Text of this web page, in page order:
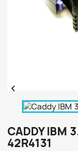

CADDY IBM
42R4131